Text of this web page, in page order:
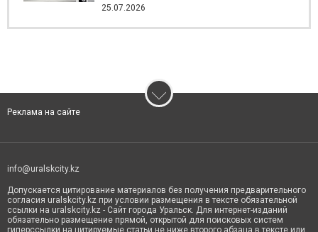
25.07.2026
Реклама на сайте
info@uralskcity.kz
Допускается цитирование материалов без получения предварительного
согласия uralskcity.kz при условии размещения в тексте обязательной
ссылки на uralskcity.kz - Сайт города Уральск. Для интернет-изданий
обязательно размещение прямой, открытой для поисковых систем
гиперссылки на цитируемые статьи не ниже второго абзаца в тексте или